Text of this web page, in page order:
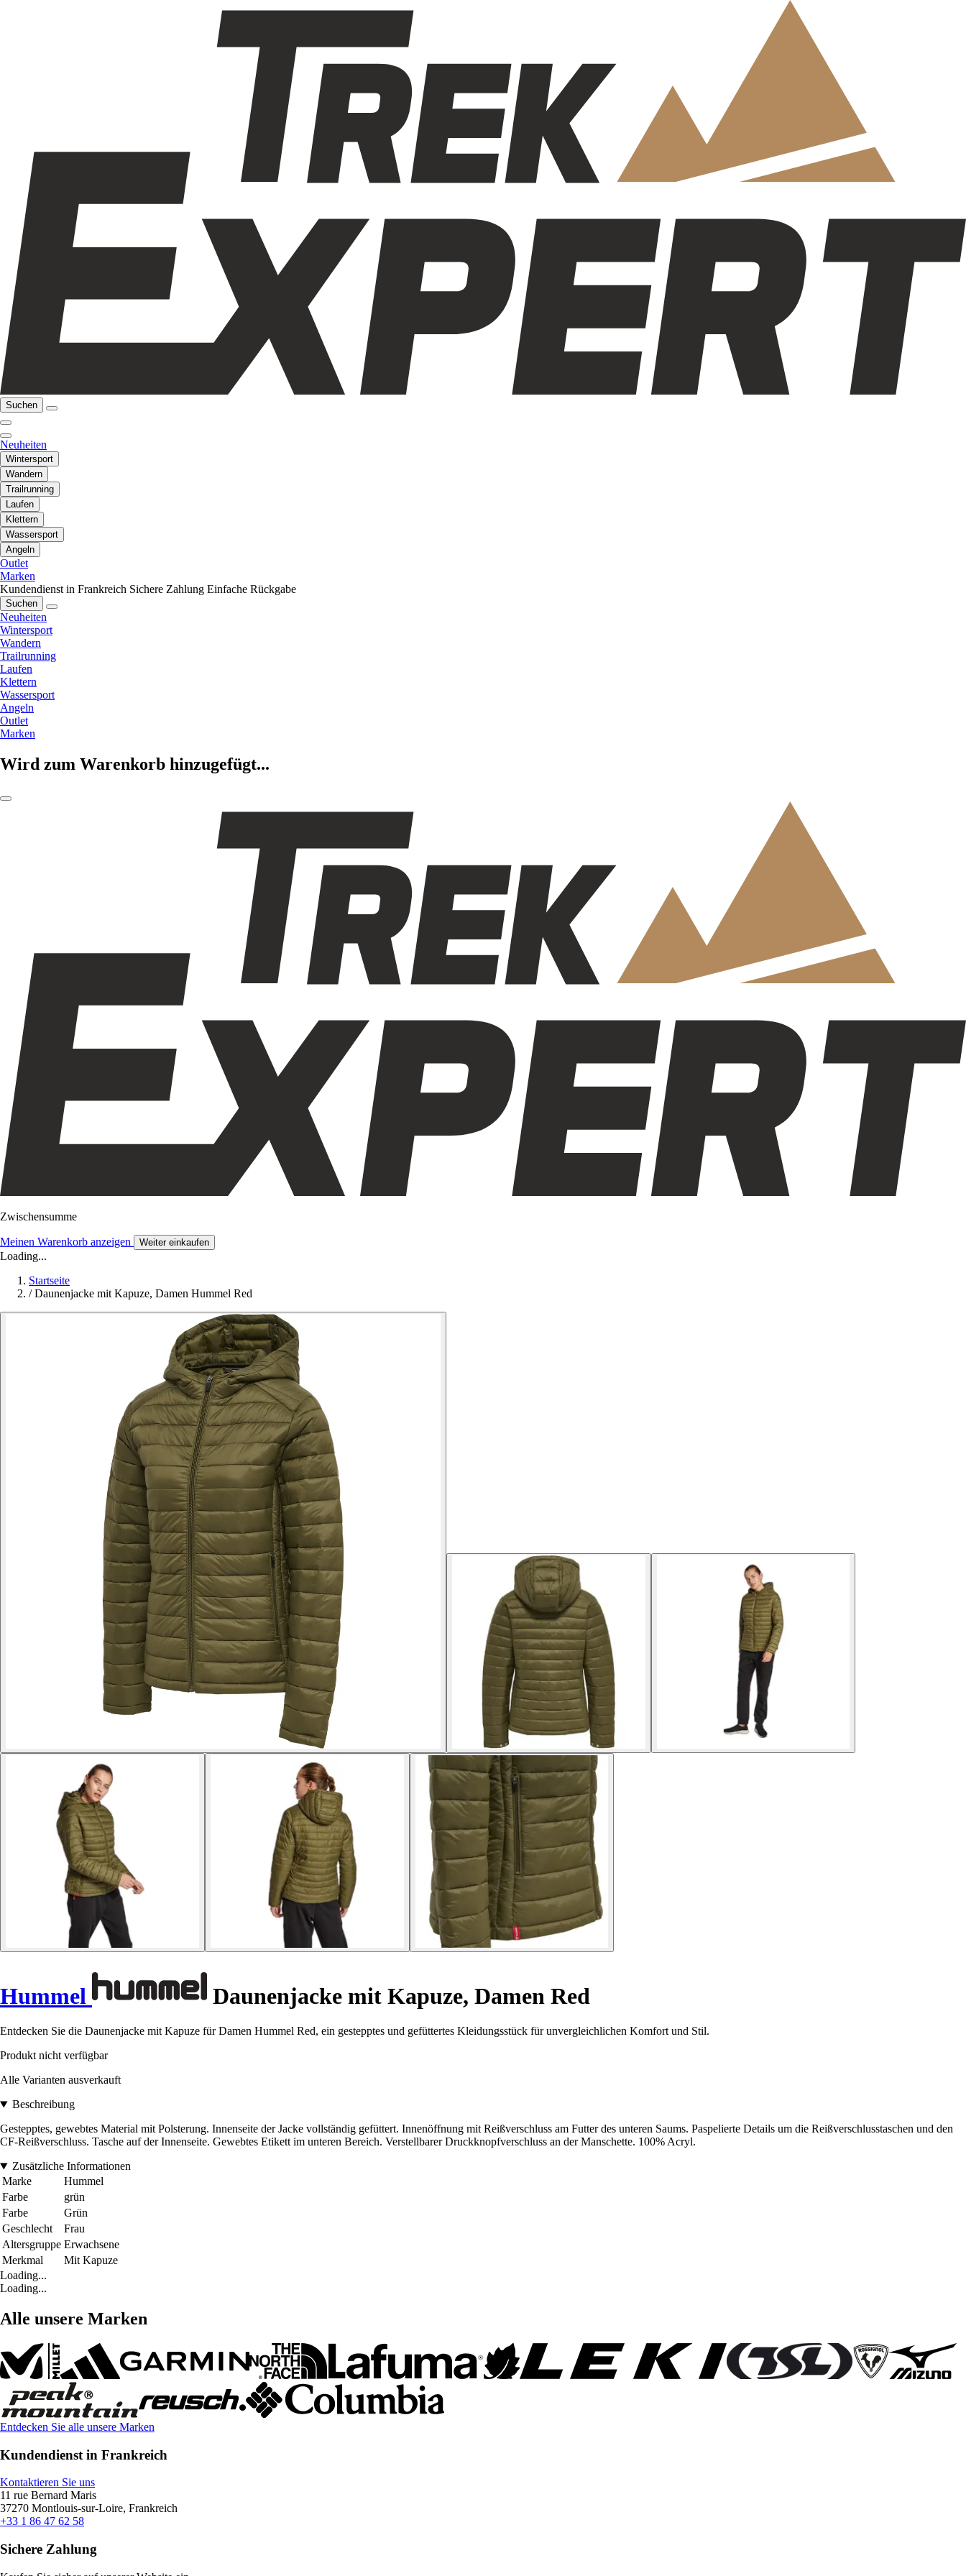
Suchen
Neuheiten
Wintersport
Wandern
Trailrunning
Laufen
Klettern
Wassersport
Angeln
Outlet
Marken
Kundendienst in Frankreich Sichere Zahlung Einfache Rückgabe
Suchen
Neuheiten
Wintersport
Wandern
Trailrunning
Laufen
Klettern
Wassersport
Angeln
Outlet
Marken
Wird zum Warenkorb hinzugefügt...
Zwischensumme
Meinen Warenkorb anzeigen Weiter einkaufen
Loading...
Startseite
/ Daunenjacke mit Kapuze, Damen Hummel Red
Hummel Daunenjacke mit Kapuze, Damen Red
Entdecken Sie die Daunenjacke mit Kapuze für Damen Hummel Red, ein gestepptes und gefüttertes Kleidungsstück für unvergleichlichen Komfort und Stil.
Produkt nicht verfügbar
Alle Varianten ausverkauft
Beschreibung
Gestepptes, gewebtes Material mit Polsterung. Innenseite der Jacke vollständig gefüttert. Innenöffnung mit Reißverschluss am Futter des unteren Saums. Paspelierte Details um die Reißverschlusstaschen und den
CF-Reißverschluss. Tasche auf der Innenseite. Gewebtes Etikett im unteren Bereich. Verstellbarer Druckknopfverschluss an der Manschette. 100% Acryl.
Zusätzliche Informationen
Marke
Hummel
Farbe
grün
Farbe
Grün
Geschlecht
Frau
Altersgruppe Erwachsene
Merkmal
Mit Kapuze
Loading...
Loading...
Alle unsere Marken
Entdecken Sie alle unsere Marken
Kundendienst in Frankreich
Kontaktieren Sie uns
11 rue Bernard Maris
37270 Montlouis-sur-Loire, Frankreich
+33 1 86 47 62 58
Sichere Zahlung